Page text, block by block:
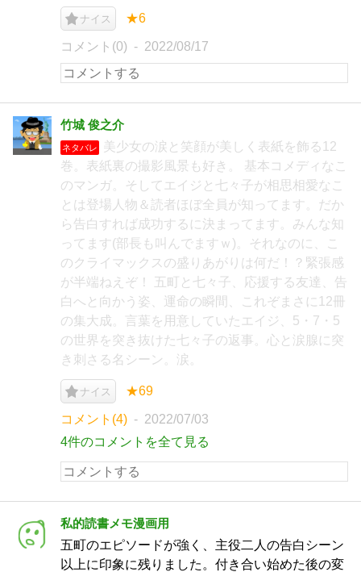
ナイス ★6
コメント(0) 2022/08/17
竹城 俊之介
ネタバレ
美少女の涙と笑顔が美しく表紙を飾る12
巻。表紙裏の撮影風景も好き。 基本コメディなこ
のマンガ。そしてエイジと七々子が相思相愛なこ
とは登場人物＆読者ほぼ全員が知ってます。だか
ら告白すれば成功するに決まってます。みんな知
ってます(部長も叫んでますｗ)。それなのに、こ
のクライマックスの盛りあがりは何だ！？緊張感
が半端ねえぞ！ 五町と七々子、応援する友達、告
白へと向かう姿、運命の瞬間、これぞまさに12冊
の集大成。言葉を用意していたエイジ、5・7・5
の世界を突き抜けた七々子の返事。心と涙腺に突
き刺さる名シーン。涙。
ナイス ★69
コメント(4)
2022/07/03
4件のコメントを全て見る
私的読書メモ漫画用
五町のエピソードが強く、主役二人の告白シーン
以上に印象に残りました。付き合い始めた後の変